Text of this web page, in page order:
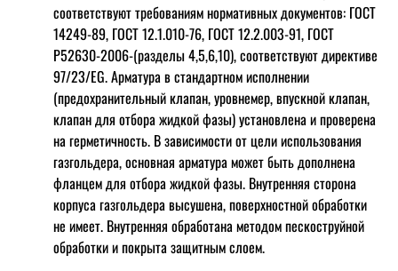
соответствуют требованиям нормативных документов: ГОСТ
14249-89, ГОСТ 12.1.010-76, ГОСТ 12.2.003-91, ГОСТ
Р52630-2006-(разделы 4,5,6,10), соответствуют директиве
97/23/EG. Арматура в стандартном исполнении
(предохранительный клапан, уровнемер, впускной клапан,
клапан для отбора жидкой фазы) установлена и проверена
на герметичность. В зависимости от цели использования
газгольдера, основная арматура может быть дополнена
фланцем для отбора жидкой фазы. Внутренняя сторона
корпуса газгольдера высушена, поверхностной обработки
не имеет. Внутренняя обработана методом пескоструйной
обработки и покрыта защитным слоем.